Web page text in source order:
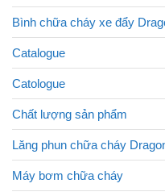
Bình chữa cháy xe đẩy
Catalogue
Catologue
Chất lượng sản phẩm
Lăng phun chữa cháy
Máy bơm chữa cháy